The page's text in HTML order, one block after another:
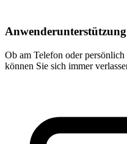
Anwenderunterstützung
Ob am Telefon oder
können Sie sich immer